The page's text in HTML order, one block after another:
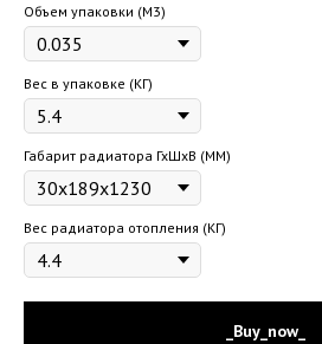
Объем упаковки (М3)
Вес в упаковке (КГ)
Габарит радиатора ГхШхВ (ММ)
Вес радиатора отопления (КГ)
_Buy_now_